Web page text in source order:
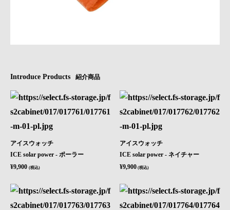
Introduce Products 紹介商品
アイスウォッチ
ICE solar power - ポーラー
¥9,900 (税込)
アイスウォッチ
ICE solar power - ネイチャー
¥9,900 (税込)